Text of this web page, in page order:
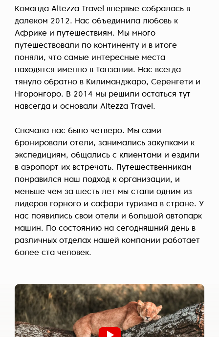
Команда Altezza Travel впервые собралась в
далеком 2012. Нас объединила любовь к
Африке и путешествиям. Мы много
путешествовали по континенту и в итоге
поняли, что самые интересные места
находятся именно в Танзании. Нас всегда
тянуло обратно в Килиманджаро, Серенгети и
Нгоронгоро. В 2014 мы решили остаться тут
навсегда и основали Altezza Travel.
Сначала нас было четверо. Мы сами
бронировали отели, занимались закупками к
экспедициям, общались с клиентами и ездили
в аэропорт их встречать. Путешественникам
понравился наш подход к организации, и
меньше чем за шесть лет мы стали одним из
лидеров горного и сафари туризма в стране. У
нас появились свои отели и большой автопарк
машин. По состоянию на сегодняшний день в
различных отделах нашей компании работает
более ста человек.